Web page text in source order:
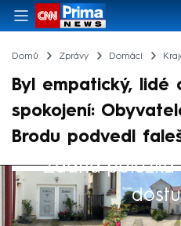
Domů Zprávy Domácí
Byl empatický, lidé
spokojení:
Brodu podvedl
Žádná položka